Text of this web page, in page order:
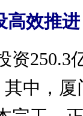
高效推进
250.3
其中，